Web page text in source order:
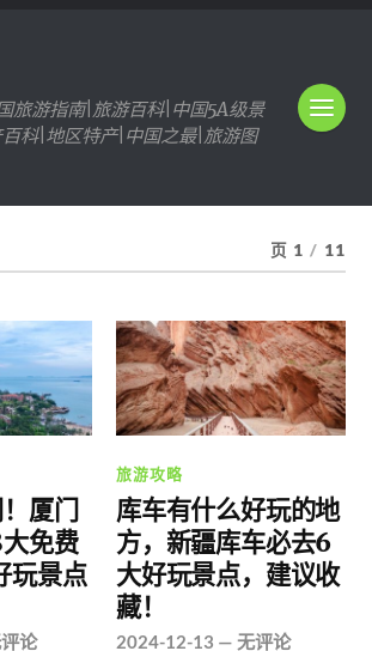
旅游指南|旅游百科|中国5A级景
科|地区特产|中国之最|旅游图
页 1 / 11
厦门
免费
玩景点
论
旅游攻略
库车有什么好玩的地
方，新疆库车必去6
大好玩景点，建议收
藏！
2024-12-13 —无评论